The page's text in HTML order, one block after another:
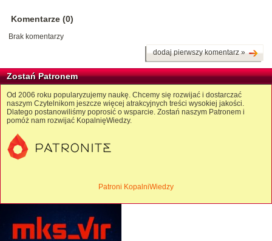
Komentarze (0)
Brak komentarzy
dodaj pierwszy komentarz »
Zostań Patronem
Od 2006 roku popularyzujemy naukę. Chcemy się rozwijać i dostarczać
naszym Czytelnikom jeszcze więcej atrakcyjnych treści wysokiej jakości.
Dlatego postanowiliśmy poprosić o wsparcie. Zostań naszym Patronem i
pomóż nam rozwijać KopalnięWiedzy.
Patroni KopalniWiedzy